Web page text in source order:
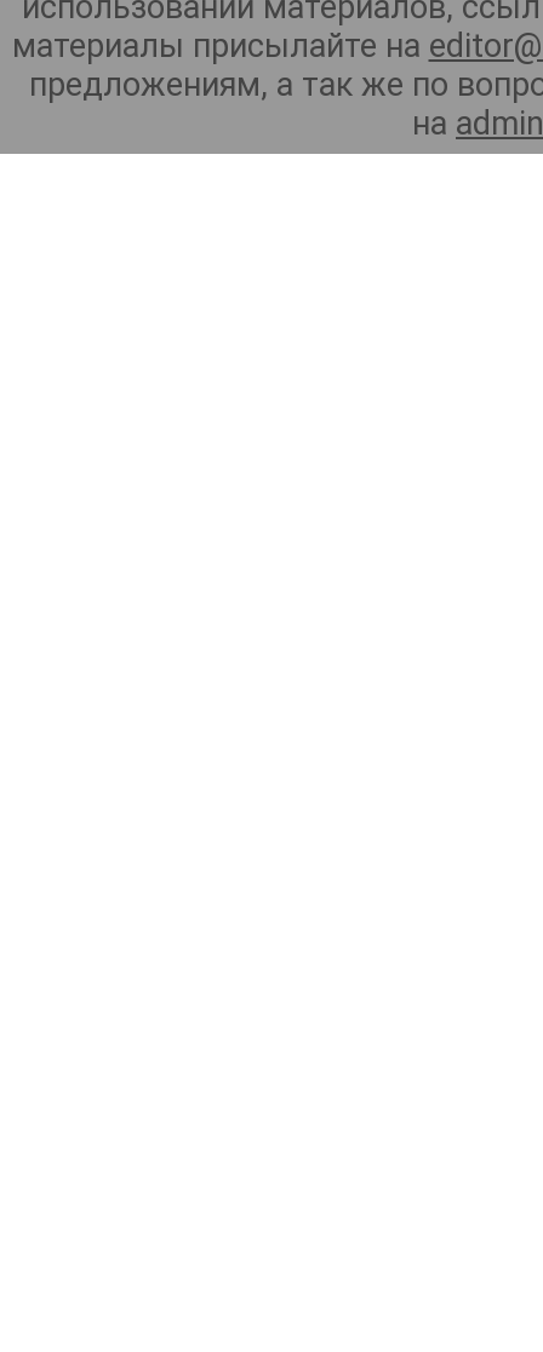
материалы присылайте на
предложениям, а так же по
на